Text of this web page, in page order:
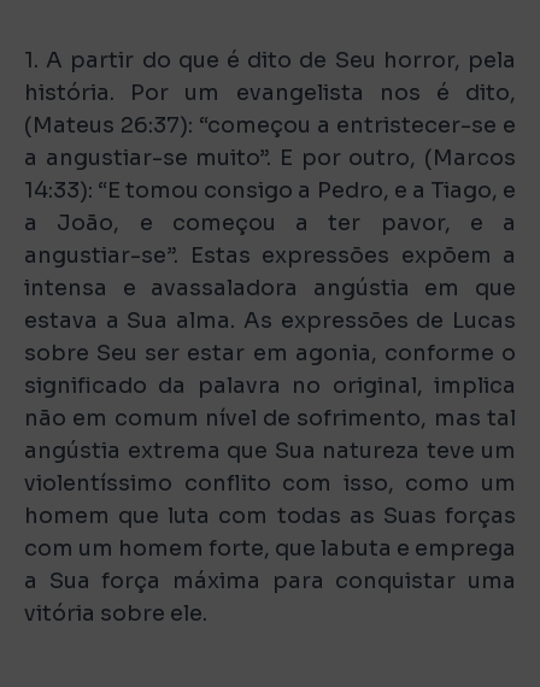
1. A partir do que é dito de Seu horror, pela
história. Por um evangelista nos é dito,
(Mateus 26:37): “começou a entristecer-se e
a angustiar-se muito”. E por outro, (Marcos
14:33): “E tomou consigo a Pedro, e a Tiago, e
a João, e começou a ter pavor, e a
angustiar-se”. Estas expressões expõem a
intensa e avassaladora angústia em que
estava a Sua alma. As expressões de Lucas
sobre Seu ser estar em agonia, conforme o
significado da palavra no original, implica
não em comum nível de sofrimento, mas tal
angústia extrema que Sua natureza teve um
violentíssimo conflito com isso, como um
homem que luta com todas as Suas forças
com um homem forte, que labuta e emprega
a Sua força máxima para conquistar uma
vitória sobre ele.